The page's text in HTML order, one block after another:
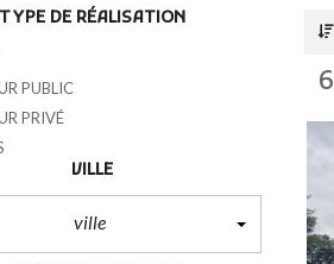
TYPE DE RÉALISATION
PUBLIC
PRIVÉ
VILLE
ville